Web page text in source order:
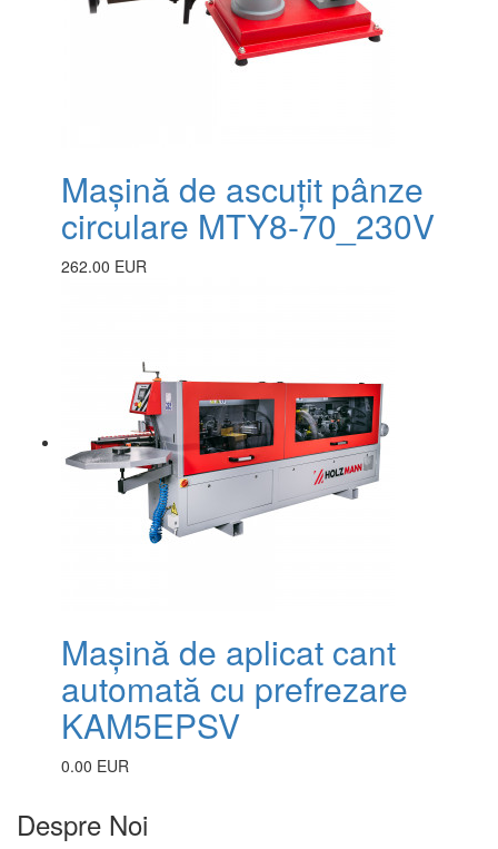
Mașină de ascuțit pânze
circulare MTY8-70_230V
262.00 EUR
Mașină de aplicat cant
automată cu prefrezare
KAM5EPSV
0.00 EUR
Despre Noi